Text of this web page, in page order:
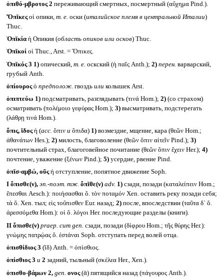
ὀπιθό-μβροτος 2 переживающий смертных, посмертный (αὔχημα Pind.).
Ὄπῐκεςοἱ опики, т. е. оски (италийское племя в центральной Италии)
Thuc.
Ὀπῐκία ἡ Опикия (область опиков или осков) Thuc.
Ὀπῐκοί οἱ Thuc., Arst. = Ὄπικες.
Ὀπῐκός 3 1)опический, т. е. оскский (ἡ παῖς Anth.); 2) перен. варварский,
грубый Anth.
ὀπίουροςὁ предполож. гвоздь или колышек Arst.
ὀπιπτεύω 1)подсматривать, разглядывать (τινά Hom.); 2)(со страхом)
осматривать (πολέμοιο γεφύρας Hom.); 3)высматривать, подстерегать
(λάθρῃ τινά Hom.).
ὄπις, ῐδοςἡ (acc. ὄπιν и ὄπιδα) 1)возмездие, мщение, кара (θεῶν Hom.;
ἀθανάτων Hes.); 2)милость, благоволение (θεῶν ὄπιν αἰτεῖν Pind.); 3)
почтительный страх, благоговейное почитание (θεῶν ὄπιν ἔχειν Her.); 4)
почтение, уважение (ξένων Pind.); 5)усердие, рвение Pind.
ὀπῐσ-αμβώ, οῦςἡ отступление, попятное движение Soph.
I ὄπισθε(ν), эп.-поэт. тж. ὄπῐθε(ν) adv. 1)сзади, позади (καταλείπειν Hom.;
ἕπεσθαι Aesch.): ποιήσασθαι ὄ. τὸν ποταμόν Xen. оставить реку позади себя;
τὰ ὄ. Xen. тыл; εἰς τοὔπισθεν Eur. назад; 2)после, впоследствии (ταῦτα δ᾽ ὄ.
ἀρεσσόμεθα Hom.): οἱ ὄ. λόγοι Her. последующие разделы (книги).
II ὄπισθε(ν) praep. cum gen. сзади, позади (δίφρου Hom.; τῆς θύρης Her.):
γνώμης πατρῴας ὄ. ἑστάναι Soph. отступать перед волей отца.
ὀπισθίδιος 3 (ῐδ) Anth. = ὀπίσθιος.
ὀπίσθιος 3 и 2 задний, тыльный (σκέλεα Her., Xen.).
ὀπισθο-βάμων 2, gen. ονος(ᾱ) пятящийся назад (πάγουρος Anth.).